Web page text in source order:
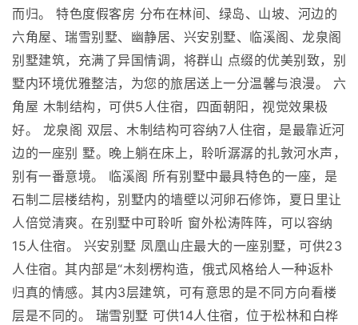
而归。 特色度假客房 分布在林间、绿岛、山坡、河边的
六角屋、瑞雪别墅、幽静居、兴安别墅、临溪阁、龙泉阁
别墅建筑，充满了异国情调，将群山 点缀的优美别致，别
墅内环境优雅整洁，为您的旅居送上一分温馨与浪漫。 六
角屋 木制结构，可供5人住宿，四面朝阳，视觉效果极
好。 龙泉阁 双层、木制结构可容纳7人住宿，是最靠近河
边的一座别 墅。晚上躺在床上，聆听潺潺的扎敦河水声，
别有一番意境。 临溪阁 所有别墅中最具特色的一座，是
石制二层楼结构，别墅内的墙壁以河卵石修饰，夏日里让
人倍觉清爽。在别墅中可聆听 窗外松涛阵阵，可以容纳
15人住宿。 兴安别墅 凤凰山庄最大的一座别墅，可供23
人住宿。其内部是“木刻楞构造，俄式风格给人一种返朴
归真的情感。其内3层建筑，可有意思的是不同方向看楼
层是不同的。 瑞雪别墅 可供14人住宿，位于松林和白桦